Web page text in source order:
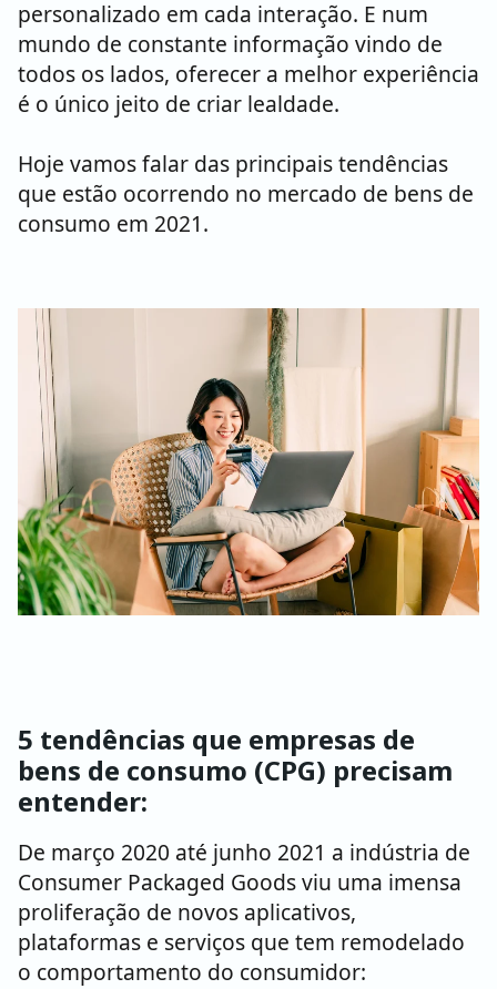
personalizado em cada interação. E num
mundo de constante informação vindo de
todos os lados, oferecer a melhor experiência
é o único jeito de criar lealdade.
Hoje vamos falar das principais tendências
que estão ocorrendo no mercado de bens de
consumo em 2021.
5 tendências que empresas de
bens de consumo (CPG) precisam
entender:
De março 2020 até junho 2021 a indústria de
Consumer Packaged Goods viu uma imensa
proliferação de novos aplicativos,
plataformas e serviços que tem remodelado
o comportamento do consumidor: